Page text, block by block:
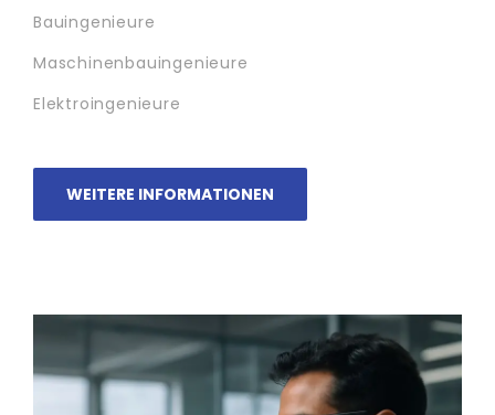
Bauingenieure
Maschinenbauingenieure
Elektroingenieure
WEITERE INFORMATIONEN